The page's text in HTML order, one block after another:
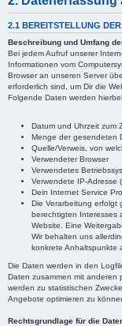
2.1 BEREITSTELLUNG
Beschreibung und Umfang
Bei jedem Aufruf unserer
Informationen vom
Browser an unseren Server
erforderlich sind, um Dir die
Folgende Daten werden
Datum und Uhrzeit zum
Menge der gesendeten
Quelle/Verweis, von
Verwendeter Browser
Verwendetes
Verwendete IP-Adresse
Dein Internet Service
Die Verarbeitung erfolgt
berechtigten Interesses
Website. Eine
Wir behalten uns
konkrete Anhaltspunkte
Die Daten werden in den
Daten zusammen mit anderen
werden zu statistischen
Angebote optimieren zu
Rechtsgrundlage für die